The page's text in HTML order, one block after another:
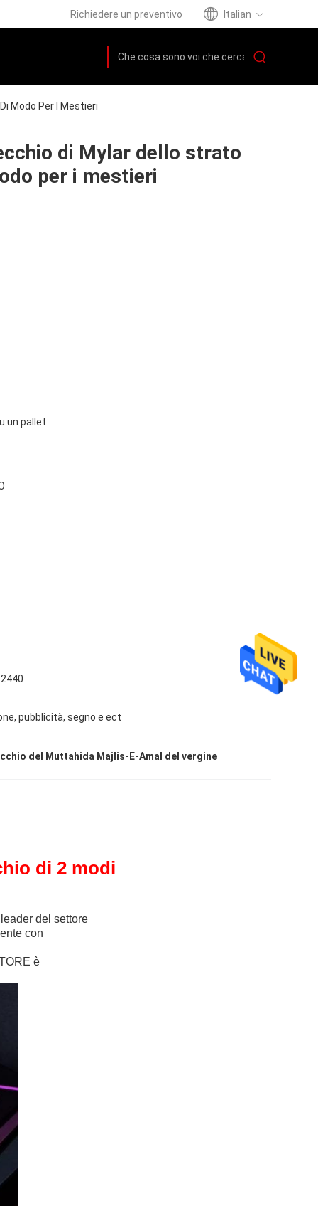
Richiedere un preventivo Italian
Modo Per I Mestieri
di Mylar dello strato
per i mestieri
un pallet
pubblicità, segno e ect
del Muttahida Majlis-E-Amal del vergine
di 2 modi
del settore
con
è